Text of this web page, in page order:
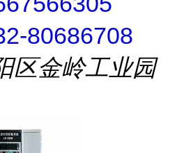
80686708
区金岭工业园